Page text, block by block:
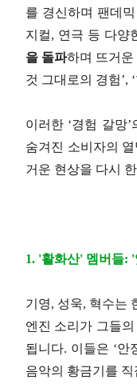
를 경신하며 팬데
지컬, 연극 등 다양
을 돌파하며 뜨거
것 그대로의 경험’,
이러한 ‘경험 갈망
숨겨진 소비자의
거운 현상을 다시
1. '활화산' 멤버들:
기영, 성욱, 혁수는
엔진 소리가 그들
됩니다. 이들은 ‘안
음악의 황금기를